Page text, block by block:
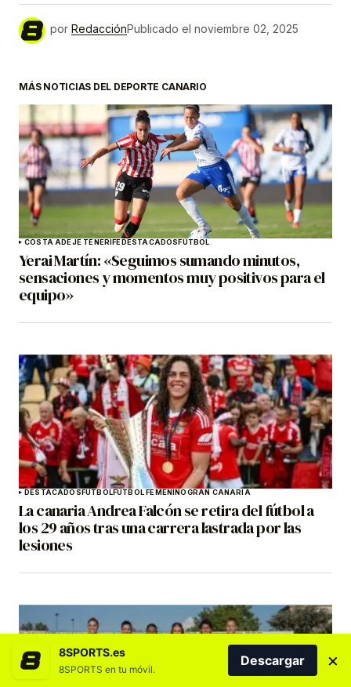
por RedacciónPublicado el noviembre 02, 2025
MÁS NOTICIAS DEL DEPORTE CANARIO
COSTA ADEJE TENERIFEDESTACADOSFÚTBOL
Yerai Martín: «Seguimos sumando minutos,
sensaciones y momentos muy positivos para el
equipo»
DESTACADOSFÚTBOLFÚTBOL FEMENINOGRAN CANARIA
La canaria Andrea Falcón se retira del fútbol a
los 29 años tras una carrera lastrada por las
lesiones
8SPORTS.es
8SPORTS en tu móvil.
Descargar ×